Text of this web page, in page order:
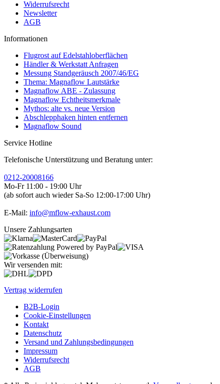
Widerrufsrecht
Newsletter
AGB
Informationen
Flugrost auf Edelstahloberflächen
Händler & Werkstatt Anfragen
Messung Standgeräusch 2007/46/EG
Thema: Magnaflow Lautstärke
Magnaflow ABE - Zulassung
Magnaflow Echtheitsmerkmale
Mythos: alte vs. neue Version
Abschlepphaken hinten entfernen
Magnaflow Sound
Service Hotline
Telefonische Unterstützung und Beratung unter:
0212-20008166
Mo-Fr 11:00 - 19:00 Uhr
(ab sofort auch wieder Sa-So 12:00-17:00 Uhr)
E-Mail: info@mflow-exhaust.com
Unsere Zahlungsarten
Wir versenden mit:
Vertrag widerrufen
B2B-Login
Cookie-Einstellungen
Kontakt
Datenschutz
Versand und Zahlungsbedingungen
Impressum
Widerrufsrecht
AGB